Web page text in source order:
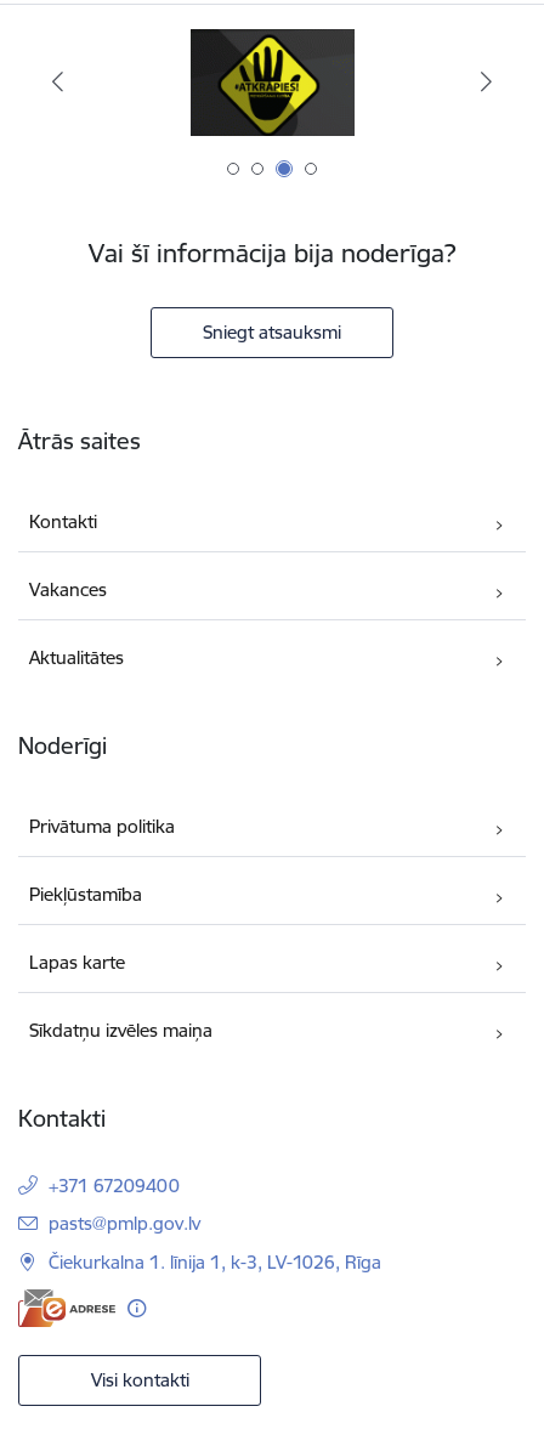
Vai šī informācija bija noderīga?
Sniegt atsauksmi
Ātrās saites
Kontakti
Vakances
Aktualitātes
Noderīgi
Privātuma politika
Piekļūstamība
Lapas karte
Sīkdatņu izvēles maiņa
Kontakti
+371 67209400
E-pasts:
pasts@pmlp.gov.lv
Čiekurkalna 1. līnija 1, k-3, LV-1026, Rīga
Visi kontakti